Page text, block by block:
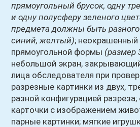
прямоугольный брусок, одну
и одну полусферу зеленого
предмета должны быть
синий, желтый);
прямоугольной формы (размер
небольшой экран,
лица обследователя при
разрезные картинки из двух,
разной конфигурацией
карточки с изображением
парные картинки; мягкие